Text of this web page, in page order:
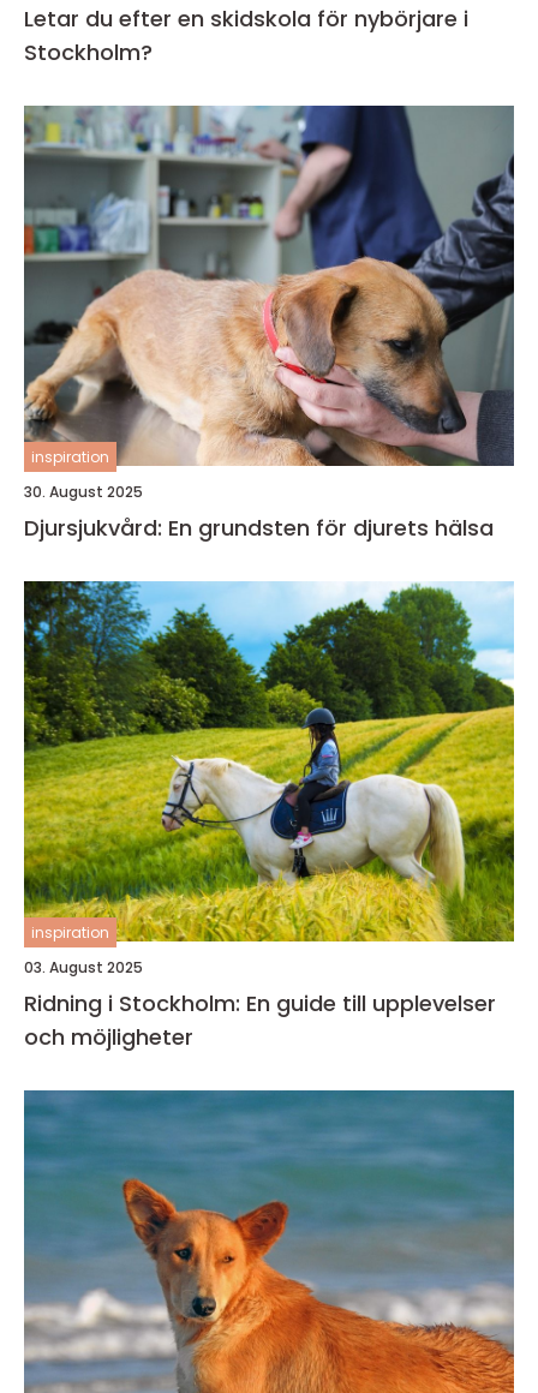
Letar du efter en skidskola för nybörjare i
Stockholm?
inspiration
30. August 2025
Djursjukvård: En grundsten för djurets hälsa
inspiration
03. August 2025
Ridning i Stockholm: En guide till upplevelser
och möjligheter